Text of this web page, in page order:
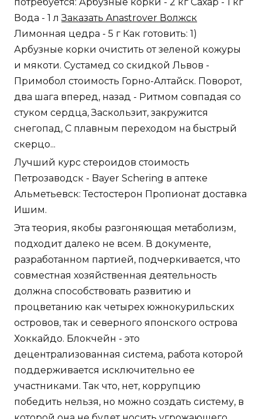
потребуется: Арбузные корки - 2 кг Сахар - 1 кг
Вода - 1 лЗаказать Anastrover Волжск
Лимонная цедра - 5 г Как готовить: 1)
Арбузные корки очистить от зеленой кожуры
и мякоти. Сустамед со скидкой Львов -
Примобол стоимость Горно-Алтайск. Поворот,
два шага вперед, назад - Ритмом совпадая со
стуком сердца, Заскользит, закружится
снегопад, С плавным переходом на быстрый
скерцо...
Лучший курс стероидов стоимость
Петрозаводск - Bayer Schering в аптеке
Альметьевск: Тестостерон Пропионат доставка
Ишим.
Эта теория, якобы разгоняющая метаболизм,
подходит далеко не всем. В документе,
разработанном партией, подчеркивается, что
совместная хозяйственная деятельность
должна способствовать развитию и
процветанию как четырех южнокурильских
островов, так и северного японского острова
Хоккайдо. Блокчейн - это
децентрализованная система, работа которой
поддерживается исключительно ее
участниками. Так что, нет, коррупцию
победить нельзя, но можно создать систему, в